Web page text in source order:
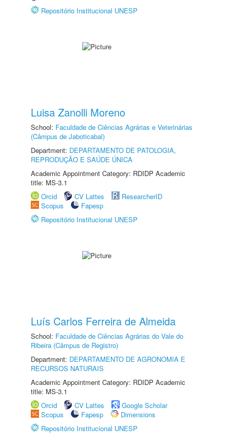
Repositório Institucional UNESP
Luisa Zanolli Moreno
School: Faculdade de Ciências Agrárias e Veterinárias
(Câmpus de Jaboticabal)
Department: DEPARTAMENTO DE PATOLOGIA,
REPRODUÇÃO E SAÚDE ÚNICA
Academic Appointment Category: RDIDP Academic
title: MS-3.1
Orcid
CV Lattes
ResearcherID
Scopus
Fapesp
Repositório Institucional UNESP
Luís Carlos Ferreira de Almeida
School: Faculdade de Ciências Agrárias do Vale do
Ribeira (Câmpus de Registro)
Department: DEPARTAMENTO DE AGRONOMIA E
RECURSOS NATURAIS
Academic Appointment Category: RDIDP Academic
title: MS-3.1
Orcid
CV Lattes
Google Scholar
Scopus
Fapesp
Dimensions
Repositório Institucional UNESP